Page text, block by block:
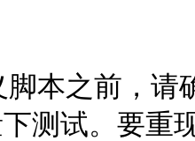
本之前，
下测试。要